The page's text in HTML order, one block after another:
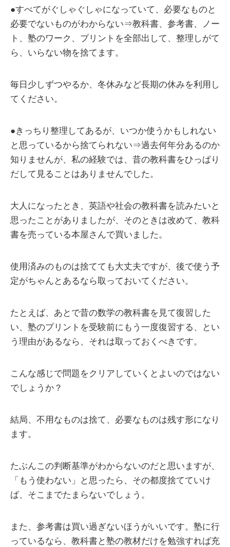
●すべてがぐしゃぐしゃになっていて、必要なものと
必要でないものがわからない⇒教科書、参考書、ノー
ト、塾のワーク、プリントを全部出して、整理しがて
ら、いらない物を捨てます。
毎日少しずつやるか、冬休みなど長期の休みを利用し
てください。
●きっちり整理してあるが、いつか使うかもしれない
と思っているから捨てられない⇒過去何年分あるのか
知りませんが、私の経験では、昔の教科書をひっぱり
だして見ることはありませんでした。
大人になったとき、英語や社会の教科書を読みたいと
思ったことがありましたが、そのときは改めて、教科
書を売っている本屋さんで買いました。
使用済みのものは捨てても大丈夫ですが、後で使う予
定がちゃんとあるなら取っておいてください。
たとえば、あとで昔の数学の教科書を見て復習した
い、塾のプリントを受験前にもう一度復習する、とい
う理由があるなら、それは取っておくべきです。
こんな感じで問題をクリアしていくとよいのではない
でしょうか？
結局、不用なものは捨て、必要なものは残す形になり
ます。
たぶんこの判断基準がわからないのだと思いますが、
「もう使わない」と思ったら、その都度捨てていけ
ば、そこまでたまらないでしょう。
また、参考書は買い過ぎないほうがいいです。塾に行
っているなら、教科書と塾の教材だけを勉強すれば充